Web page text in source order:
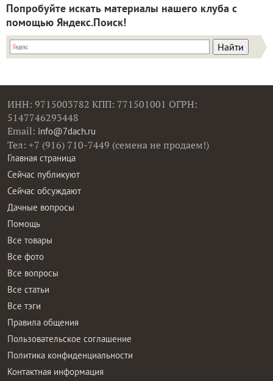
Попробуйте искать материалы нашего клуба с
помощью Яндекс.Поиск!
ИНН: 9715003782 КПП: 771501001 ОГРН:
5147746293448
Email: info@7dach.ru
Тел: +7 (916) 710-7449 (семена не продаем!)
Главная страница
Сейчас публикуют
Сейчас обсуждают
Дачные вопросы
Помощь
Все товары
Все фото
Все вопросы
Все статьи
Все тэги
Правила общения
Пользовательское соглашение
Политика конфиденциальности
Контактная информация